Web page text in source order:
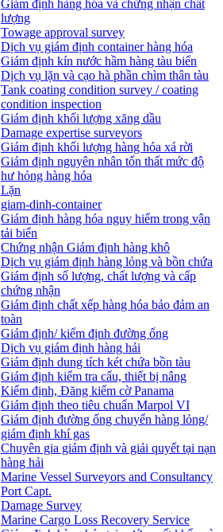
Giám định hàng hóa và chứng nhận chất
lượng
Towage approval survey
Dịch vụ giám định container hàng hóa
Giám định kín nước hầm hàng tàu biển
Dịch vụ lặn và cạo hà phần chìm thân tàu
Tank coating condition survey / coating
condition inspection
Giám định khối lượng xăng dầu
Damage expertise surveyors
Giám định khối lượng hàng hóa xá rời
Giám định nguyên nhân tổn thất mức độ
hư hỏng hàng hóa
Lặn
giam-dinh-container
Giám định hàng hóa nguy hiểm trong vận
tải biển
Chứng nhận Giám định hàng khô
Dịch vụ giám định hàng lỏng và bồn chứa
Giám định số lượng, chất lượng và cấp
chứng nhận
Giám định chất xếp hàng hóa bảo đảm an
toàn
Giám định/ kiểm định đường ống
Dịch vụ giám định hàng hải
Giám định dung tích két chứa bồn tàu
Giám định kiểm tra cẩu, thiết bị nâng
Kiểm định, Đăng kiểm cờ Panama
Giám định theo tiêu chuẩn Marpol VI
Giám định đường ống chuyển hàng lỏng/
giám định khí gas
Chuyên gia giám định và giải quyết tại nạn
hàng hải
Marine Vessel Surveyors and Consultancy
Port Capt.
Damage Survey
Marine Cargo Loss Recovery Service